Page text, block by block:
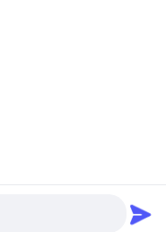
Le fournisseur. 2019-2026
Tous les droits réservés.